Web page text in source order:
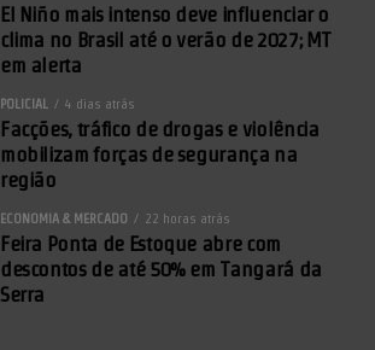
El Niño mais intenso deve influenciar o
clima no Brasil até o verão de 2027; MT
em alerta
POLICIAL 4 dias atrás
Facções, tráfico de drogas e violência
mobilizam forças de segurança na
região
ECONOMIA & MERCADO 22 horas atrás
Feira Ponta de Estoque abre com
descontos de até 50% em Tangará da
Serra